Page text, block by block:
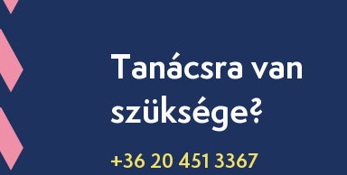
Tanácsra van
szüksége?
+36 20 451 3367